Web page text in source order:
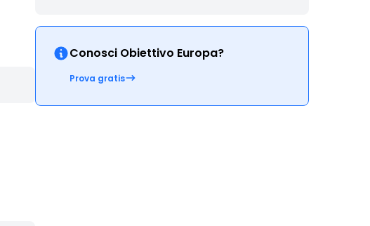
Conosci Obiettivo Europa?
Prova gratis